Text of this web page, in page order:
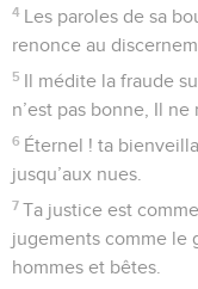
4 Les paroles de sa
renonce au
5 Il médite la fraude
n’est pas bonne, Il ne
6 Éternel ! ta
jusqu’aux nues.
7 Ta justice est
jugements comme le
hommes et bêtes.